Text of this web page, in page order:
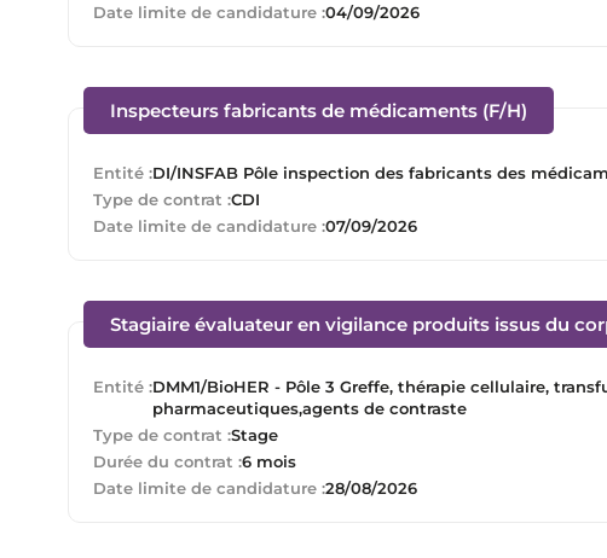
Date limite de candidature :04/09/2026
Inspecteurs fabricants de médicaments (F/H)
Entité :DI/INSFAB Pôle inspection des fabricants des
Type de contrat :CDI
Date limite de candidature :07/09/2026
Stagiaire évaluateur en vigilance produits issus du
Entité :DMM1/BioHER - Pôle 3 Greffe, thérapie cellulaire,
pharmaceutiques,agents de contraste
Type de contrat :Stage
Durée du contrat :6 mois
Date limite de candidature :28/08/2026